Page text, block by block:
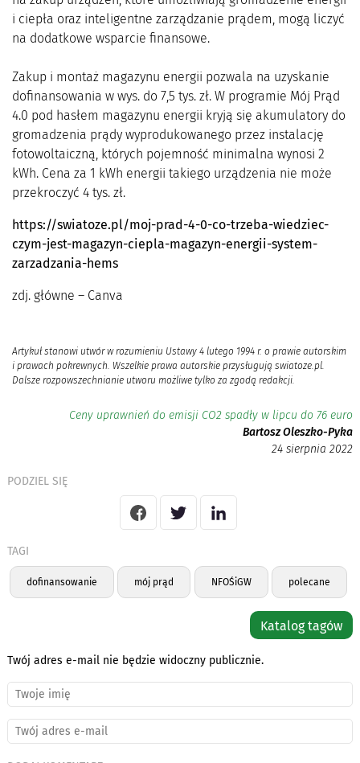
i ciepła oraz inteligentne zarządzanie prądem, mogą liczyć
na dodatkowe wsparcie finansowe.
Zakup i montaż magazynu energii pozwala na uzyskanie
dofinansowania w wys. do 7,5 tys. zł. W programie Mój Prąd
4.0 pod hasłem magazynu energii kryją się akumulatory do
gromadzenia prądy wyprodukowanego przez instalację
fotowoltaiczną, których pojemność minimalna wynosi 2
kWh. Cena za 1 kWh energii takiego urządzenia nie może
przekroczyć 4 tys. zł.
https://swiatoze.pl/moj-prad-4-0-co-trzeba-wiedziec-
czym-jest-magazyn-ciepla-magazyn-energii-system-
zarzadzania-hems
zdj. główne – Canva
Artykuł stanowi utwór w rozumieniu Ustawy 4 lutego 1994 r. o prawie autorskim
i prawach pokrewnych. Wszelkie prawa autorskie przysługują swiatoze.pl.
Dalsze rozpowszechnianie utworu możliwe tylko za zgodą redakcji.
Ceny uprawnień do emisji CO2 spadły w lipcu do 76 euro
Bartosz Oleszko-Pyka
24 sierpnia 2022
PODZIEL SIĘ
TAGI
dofinansowanie mój prąd NFOŚiGW polecane
Katalog tagów
Twój adres e-mail nie będzie widoczny publicznie.